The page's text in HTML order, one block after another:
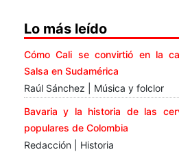
Lo más leído
Cómo Cali se convirtió en la
Salsa en Sudamérica
Raúl Sánchez | Música y folclor
Bavaria y la historia de las
populares de Colombia
Redacción | Historia